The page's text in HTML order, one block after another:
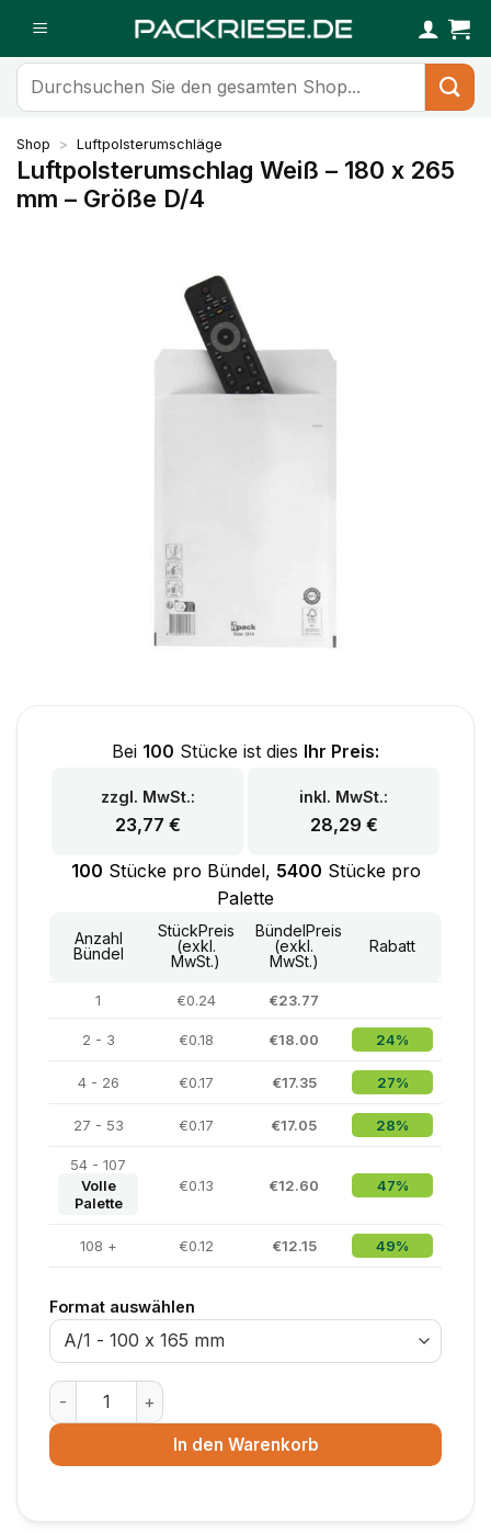
Inhalt
springen
Suchen
nach:
Shop > Luftpolsterumschläge
Luftpolsterumschlag Weiß – 180 x 265
mm – Größe D/4
Bei 100 Stücke ist dies Ihr Preis:
zzgl. MwSt.:
23,77 €
inkl. MwSt.:
28,29 €
100 Stücke pro Bündel, 5400 Stücke pro
Palette
Anzahl
Bündel
StückPreis
(exkl.
MwSt.)
BündelPreis
(exkl.
MwSt.)
Rabatt
1 €0.24 €23.77
2 - 3 €0.18 €18.00 24%
4 - 26 €0.17 €17.35 27%
27 - 53 €0.17 €17.05 28%
54 - 107
Volle
Palette
€0.13 €12.60 47%
108 + €0.12 €12.15 49%
Format auswählen
Luftpolsterumschlag Weiß - 180 x 265 mm - Größe D/4
In den Warenkorb